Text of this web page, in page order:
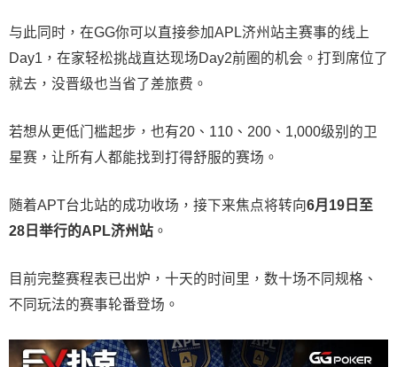
与此同时，在GG你可以直接参加APL济州站主赛事的线上
Day1，在家轻松挑战直达现场Day2前圈的机会。打到席位了
就去，没晋级也当省了差旅费。
若想从更低门槛起步，也有20、110、200、1,000级别的卫
星赛，让所有人都能找到打得舒服的赛场。
随着APT台北站的成功收场，接下来焦点将转向6月 19 日至
28 日举行的APL济州站 。
目前完整赛程表已出炉，十天的时间里，数十场不同规格、
不同玩法的赛事轮番登场。